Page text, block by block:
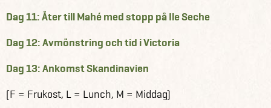
Dag 11: Åter till Mahé med stopp på Ile Seche
Dag 12: Avmönstring och tid i Victoria
Dag 13: Ankomst Skandinavien
(F = Frukost, L = Lunch, M = Middag)